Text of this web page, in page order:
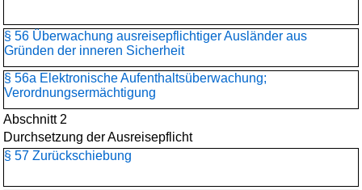
§ 56 Überwachung ausreisepflichtiger Ausländer aus
Gründen der inneren Sicherheit
§ 56a Elektronische Aufenthaltsüberwachung;
Verordnungsermächtigung
Abschnitt 2
Durchsetzung der Ausreisepflicht
§ 57 Zurückschiebung